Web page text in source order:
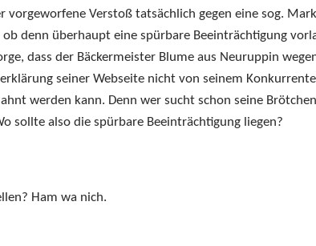
vorgeworfene Verstoß tatsächlich gegen eine sog.
denn überhaupt eine spürbare Beeinträchtigung
dass der Bäckermeister Blume aus Neuruppin
seiner Webseite nicht von seinem
werden kann. Denn wer sucht schon seine
sollte also die spürbare Beeinträchtigung liegen?
Ham wa nich.